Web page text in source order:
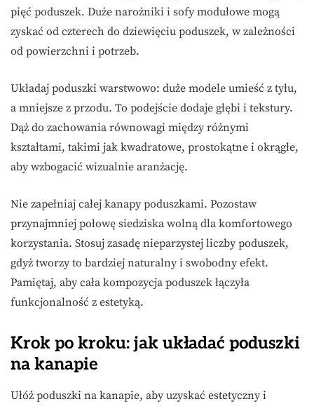
pięć poduszek. Duże narożniki i sofy modułowe mogą
zyskać od czterech do dziewięciu poduszek, w zależności
od powierzchni i potrzeb.
Układaj poduszki warstwowo: duże modele umieść z tyłu,
a mniejsze z przodu. To podejście dodaje głębi i tekstury.
Dąż do zachowania równowagi między różnymi
kształtami, takimi jak kwadratowe, prostokątne i okrągłe,
aby wzbogacić wizualnie aranżację.
Nie zapełniaj całej kanapy poduszkami. Pozostaw
przynajmniej połowę siedziska wolną dla komfortowego
korzystania. Stosuj zasadę nieparzystej liczby poduszek,
gdyż tworzy to bardziej naturalny i swobodny efekt.
Pamiętaj, aby cała kompozycja poduszek łączyła
funkcjonalność z estetyką.
Krok po kroku: jak układać poduszki
na kanapie
Ułóż poduszki na kanapie, aby uzyskać estetyczny i